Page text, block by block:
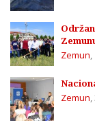
Zemun
Zemun